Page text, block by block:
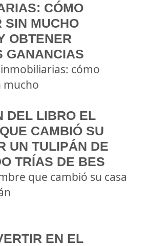
CÓMO
SIN MUCHO
OBTENER
GANANCIAS
cómo
mucho
DEL LIBRO EL
CAMBIÓ SU
UN TULIPÁN DE
TRÍAS DE BES
que cambió su casa
EN EL